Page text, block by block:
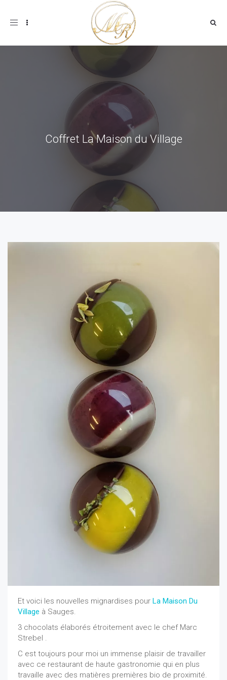
Toggle
Coffret La Maison du Village
Et voici les nouvelles mignardises pour La Maison Du
Village à Sauges.
3 chocolats élaborés étroitement avec le chef Marc
Strebel .
C est toujours pour moi un immense plaisir de travailler
avec ce restaurant de haute gastronomie qui en plus
travaille avec des matières premières bio de proximité.